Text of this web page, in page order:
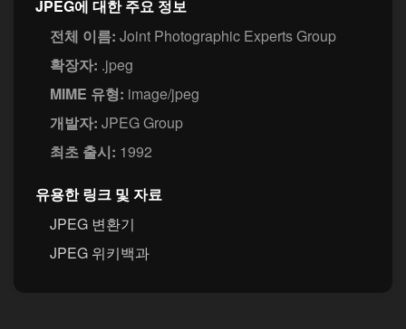
JPEG에 대한 주요 정보
전체 이름: Joint Photographic Experts Group
확장자: .jpeg
MIME 유형: image/jpeg
개발자: JPEG Group
최초 출시: 1992
유용한 링크 및 자료
JPEG 변환기
JPEG 위키백과